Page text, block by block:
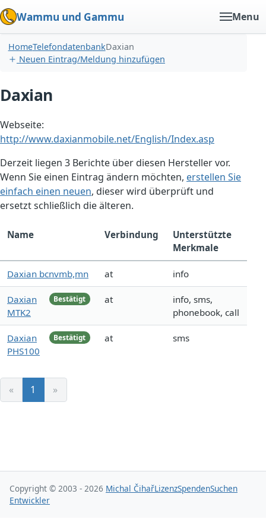
Wammu und Gammu Menu
HomeTelefondatenbankDaxian
Neuen Eintrag/Meldung hinzufügen
Daxian
Webseite:
http://www.daxianmobile.net/English/Index.asp
Derzeit liegen 3 Berichte über diesen Hersteller vor.
Wenn Sie einen Eintrag ändern möchten, erstellen Sie
einfach einen neuen, dieser wird überprüft und
ersetzt schließlich die älteren.
Name Verbindung
Unterstützte
Merkmale
Daxian bcnvmb,mn at info
Bestätigt
Daxian
MTK2
at
info, sms,
phonebook, call
Bestätigt
Daxian
PHS100
at sms
« 1 »
Copyright © 2003 - 2026 Michal ČihařLizenzSpendenSuchen
Entwickler